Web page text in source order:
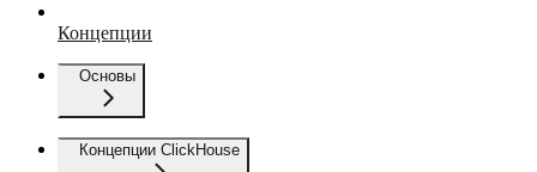
Концепции
Основы
Концепции ClickHouse